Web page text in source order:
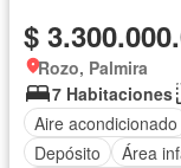
$
Rozo, Palmira
7 Habitaciones
Aire acondicionado
Depósito
Área